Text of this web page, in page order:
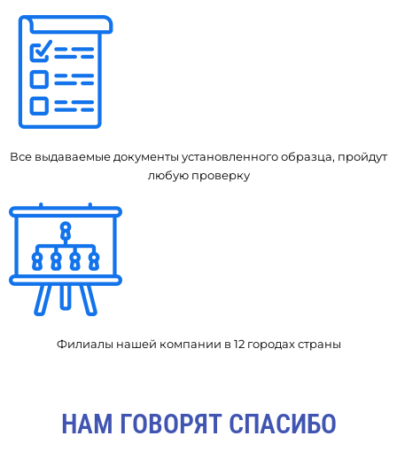
Все выдаваемые документы установленного образца, пройдут
любую проверку
Филиалы нашей компании в 12 городах страны
НАМ ГОВОРЯТ СПАСИБО